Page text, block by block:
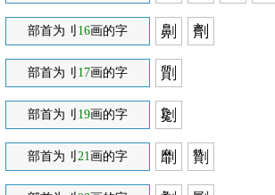
部首为刂 16画的字 劓 劑
部首为刂 17画的字 劕
部首为刂 19画的字 劖
部首为刂 21画的字 劘 劗